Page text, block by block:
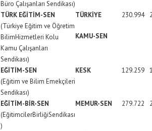
Büro Çalışanları Sendikası)
TÜRK EĞİTİM-SEN TÜRKİYE
KAMU-SEN
230.994
(Türkiye Eğitim ve Öğretim
BilimHizmetleri Kolu
Kamu Çalışanları
Sendikası)
EĞİTİM-SEN
KESK 129.259
(Eğitim ve Bilim Emekçileri
Sendikası)
EĞİTİM-BİR-SEN
MEMUR-SEN 279.722
(EğitimcilerBirliğiSendikası
)